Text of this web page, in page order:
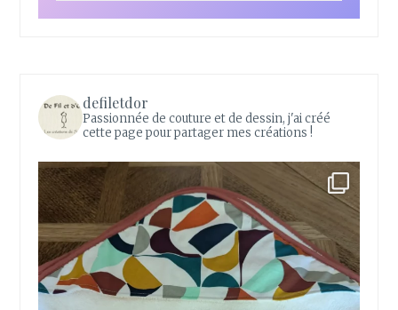
defiletdor
Passionnée de couture et de dessin, j'ai créé
cette page pour partager mes créations !